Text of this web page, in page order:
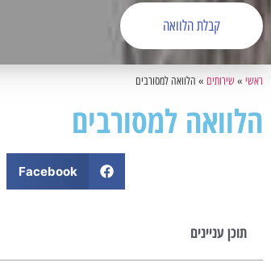
קבלת הלוואה
ראשי »שירותים » הלוואה למסורבים
הלוואה למסורבים
Facebook
תוכן עניינים